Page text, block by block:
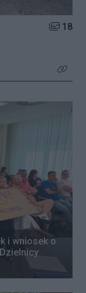
Liczba
18
Kliknij
i wniosek o